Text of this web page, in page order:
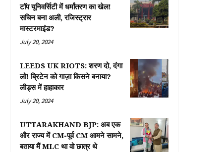
टॉप यूनिवर्सिटी में धर्मांतरण का खेल!
सचिन बना अली, रजिस्ट्रार
मास्टरमाइंड?
July 20, 2024
LEEDS UK RIOTS: शरण दो, दंगा
लो! ब्रिटेन को गाज़ा किसने बनाया?
लीड्स में हाहाकार
July 20, 2024
UTTARAKHAND BJP: अब एक
और राज्य में CM-पूर्व CM आमने सामने,
बताया मैं MLC था वो छात्र थे